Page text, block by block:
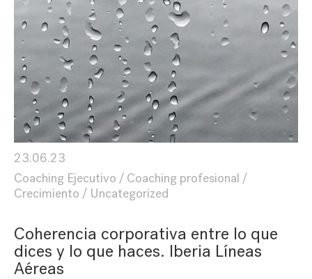
23.06.23
Coaching Ejecutivo
Coaching profesional
Crecimiento
Uncategorized
Coherencia corporativa entre lo que
dices y lo que haces. Iberia Líneas
Aéreas